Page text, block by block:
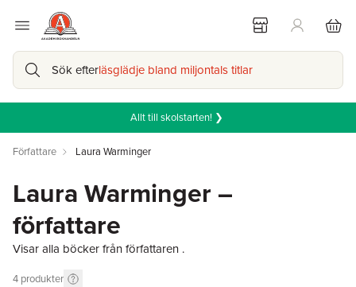
Sök efterläsglädje bland miljontals titlar
Allt till skolstarten! ❯
Författare Laura Warminger
Laura Warminger –
författare
Visar alla böcker från författaren .
4 produkter